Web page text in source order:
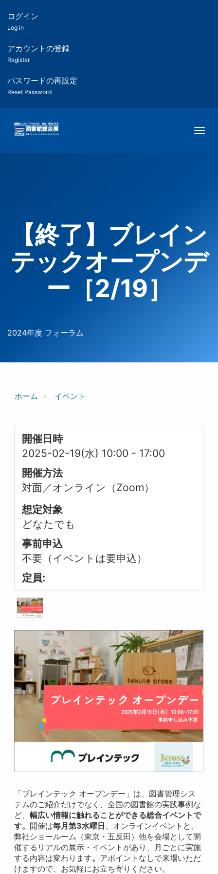
ツ
匿
名
ユ
ー
ー
用
メ
ログイン
Log in
アカウントの登録
Register
パスワードの再設定
Reset Password
【終了】ブレイン
テックオープンデ
ー［2/19］
2024年度 フォーラム
ホーム イベント
開催日時
2025-02-19(水) 10:00 - 17:00
開催方法
対面／オンライン（Zoom）
想定対象
どなたでも
事前申込
不要（イベントは要申込）
定員:
「ブレインテック オープンデー」は、図書管理シス
テムのご紹介だけでなく、全国の図書館の実践事例な
ど、幅広い情報に触れることができる総合イベントで
す。 開催は毎月第3水曜日 、オンラインイベントと、
弊社ショールーム（東京・五反田）他を会場として開
催するリアルの展示・イベントがあり、月ごとに実施
する内容は変わります。 アポイントなしで来場いただ
けますので、お気軽にお立ち寄りください。